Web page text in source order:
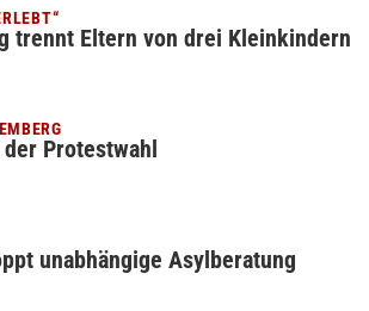
trennt Eltern von drei Kleinkindern
Protestwahl
unabhängige Asylberatung